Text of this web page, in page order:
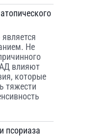
Не
влияют
которые
тяжести
псориаза